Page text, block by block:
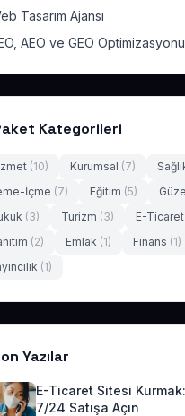
Tasarım Ajansı
AEO ve GEO Optimizasyonu
Kategorileri
(10) Kurumsal (7)
İçme (7) Eğitim (5)
(3) Turizm (3) E-Ticaret
(2) Emlak (1) Finans (1)
(1)
Yazılar
E-Ticaret Sitesi
7/24 Satışa Açın